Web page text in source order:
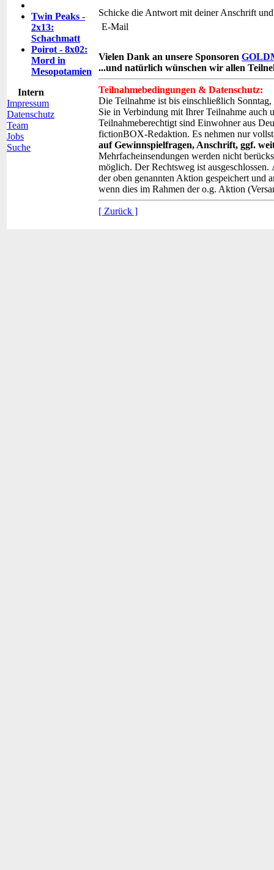
Twin Peaks -
2x13:
Schachmatt
Poirot - 8x02:
Mord in
Mesopotamien
Intern
Impressum
Datenschutz
Team
Jobs
Suche
Schicke die Antwort mit deiner Anschrift
Vielen Dank an unsere Sponsoren
...und natürlich wünschen wir allen
Teilnahmebedingungen & Datenschutz:
Die Teilnahme ist bis einschließlich
Sie in Verbindung mit Ihrer Teilnahme auch
Teilnahmeberechtigt sind Einwohner aus
fictionBOX-Redaktion. Es nehmen nur
auf Gewinnspielfragen, Anschrift, ggf.
Mehrfacheinsendungen werden nicht
möglich. Der Rechtsweg ist
der oben genannten Aktion gespeichert und
wenn dies im Rahmen der o.g. Aktion
[ Zurück ]